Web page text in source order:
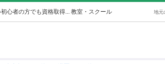
心者の方でも資格取得... 教室・スクール 地元